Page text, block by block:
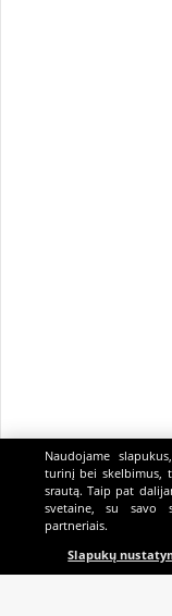
Pagrindinis Gyvai
Naudojame
turinį bei skelbimus,
srautą. Taip pat
svetaine, su savo
partneriais.
Slapukų